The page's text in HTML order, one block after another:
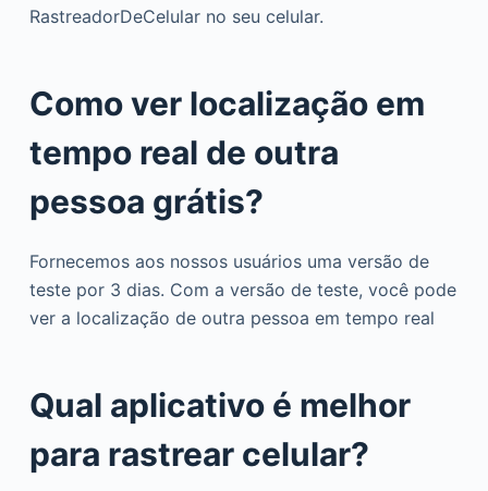
RastreadorDeCelular no seu celular.
Como ver localização em
tempo real de outra
pessoa grátis?
Fornecemos aos nossos usuários uma versão de
teste por 3 dias. Com a versão de teste, você pode
ver a localização de outra pessoa em tempo real
Qual aplicativo é melhor
para rastrear celular?